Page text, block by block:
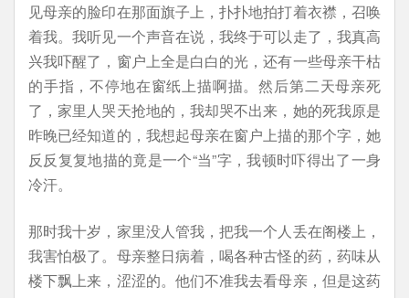
见母亲的脸印在那面旗子上，扑扑地拍打着衣襟，召唤
着我。我听见一个声音在说，我终于可以走了，我真高
兴我吓醒了，窗户上全是白白的光，还有一些母亲干枯
的手指，不停地在窗纸上描啊描。然后第二天母亲死
了，家里人哭天抢地的，我却哭不出来，她的死我原是
昨晚已经知道的，我想起母亲在窗户上描的那个字，她
反反复复地描的竟是一个“当”字，我顿时吓得出了一身
冷汗。
那时我十岁，家里没人管我，把我一个人丢在阁楼上，
我害怕极了。母亲整日病着，喝各种古怪的药，药味从
楼下飘上来，涩涩的。他们不准我去看母亲，但是这药